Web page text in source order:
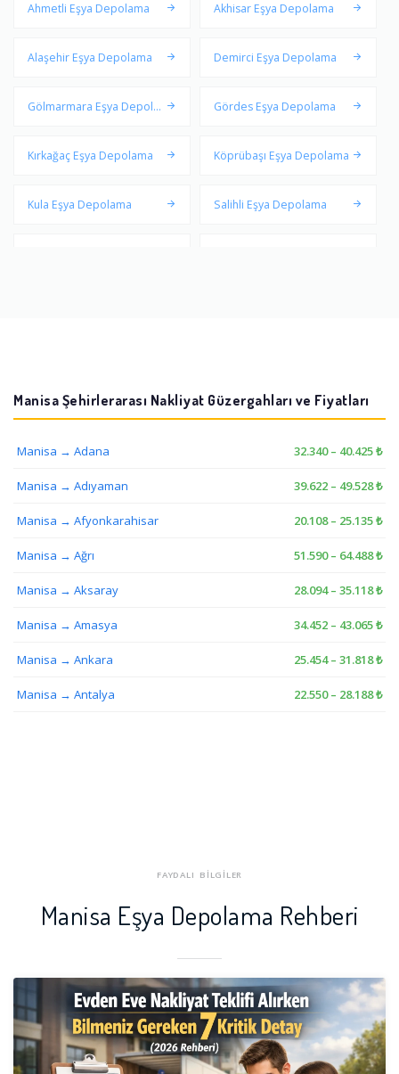
Ahmetli Eşya Depolama Akhisar Eşya Depolama
Alaşehir Eşya Depolama Demirci Eşya Depolama
Gölmarmara Eşya Depola
Gördes Eşya Depolama
Kırkağaç Eşya Depolama Köprübaşı Eşya Depolama
Kula Eşya Depolama Salihli Eşya Depolama
Yunusemre Eşya Depolam
a
Manisa Şehirlerarası Nakliyat Güzergahları ve Fiyatları
Manisa → Adana 32.340 – 40.425 ₺
Manisa → Adıyaman 39.622 – 49.528 ₺
Manisa → Afyonkarahisar 20.108 – 25.135 ₺
Manisa → Ağrı 51.590 – 64.488 ₺
Manisa → Aksaray 28.094 – 35.118 ₺
Manisa → Amasya 34.452 – 43.065 ₺
Manisa → Ankara 25.454 – 31.818 ₺
Manisa → Antalya 22.550 – 28.188 ₺
FAYDALI BİLGİLER
Manisa Eşya Depolama Rehberi